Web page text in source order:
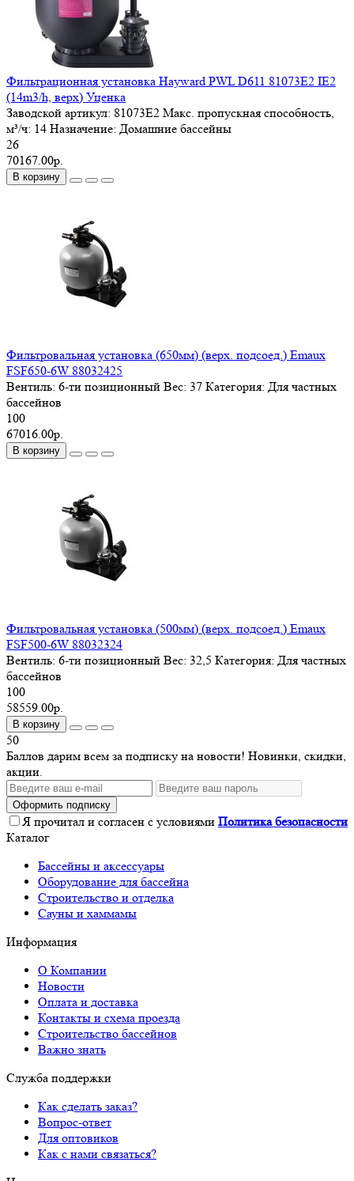
Фильтрационная установка Hayward PWL D611 81073E2 IE2
(14m3/h, верх) Уценка
Заводской артикул: 81073E2 Макс. пропускная способность,
м³/ч: 14 Назначение: Домашние бассейны
26
70167.00р.
В корзину
Фильтровальная установка (650мм) (верх. подсоед.) Emaux
FSF650-6W 88032425
Вентиль: 6-ти позиционный Вес: 37 Категория: Для частных
бассейнов
100
67016.00р.
В корзину
Фильтровальная установка (500мм) (верх. подсоед.) Emaux
FSF500-6W 88032324
Вентиль: 6-ти позиционный Вес: 32,5 Категория: Для частных
бассейнов
100
58559.00р.
В корзину
50
Баллов дарим всем за подписку на новости! Новинки, скидки,
акции.
Оформить подписку
Я прочитал и согласен с условиями Политика безопасности
Каталог
Бассейны и аксессуары
Оборудование для бассейна
Строительство и отделка
Сауны и хаммамы
Информация
О Компании
Новости
Оплата и доставка
Контакты и схема проезда
Строительство бассейнов
Важно знать
Служба поддержки
Как сделать заказ?
Вопрос-ответ
Для оптовиков
Как с нами связаться?